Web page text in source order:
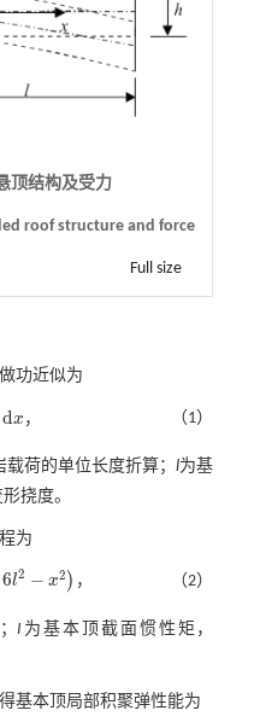
顶结构及受力
roof structure and force
Full size
功近似为
dx ， （1）
载荷的单位长度折算；l为基
挠度。
为
6l2 − x2 ) ， （2）
I 为基本顶截面惯性矩，
基本顶局部积聚弹性能为